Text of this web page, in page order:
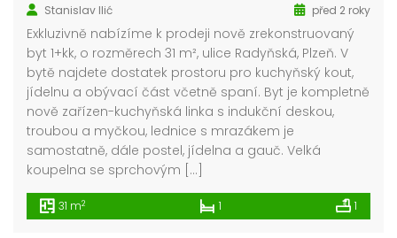
Stanislav Ilić
před 2 roky
Exkluzivně nabízíme k prodeji nově zrekonstruovaný
byt 1+kk, o rozměrech 31 m², ulice Radyňská, Plzeň. V
bytě najdete dostatek prostoru pro kuchyňský kout,
jídelnu a obývací část včetně spaní. Byt je kompletně
nově zařízen-kuchyňská linka s indukční deskou,
troubou a myčkou, lednice s mrazákem je
samostatně, dále postel, jídelna a gauč. Velká
koupelna se sprchovým […]
31 m2 1 1